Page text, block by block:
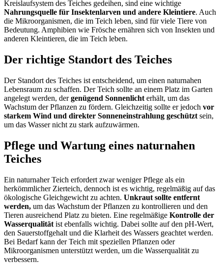
Kreislaufsystem des Teiches gedeihen, sind eine wichtige
Nahrungsquelle für Insektenlarven und andere Kleintiere. Auch
die Mikroorganismen, die im Teich leben, sind für viele Tiere von
Bedeutung. Amphibien wie Frösche ernähren sich von Insekten und
anderen Kleintieren, die im Teich leben.
Der richtige Standort des Teiches
Der Standort des Teiches ist entscheidend, um einen naturnahen
Lebensraum zu schaffen. Der Teich sollte an einem Platz im Garten
angelegt werden, dergenügend Sonnenlicht erhält, um das
Wachstum der Pflanzen zu fördern. Gleichzeitig sollte er jedoch vor
starkem Wind und direkter Sonneneinstrahlung geschützt sein,
um das Wasser nicht zu stark aufzuwärmen.
Pflege und Wartung eines naturnahen
Teiches
Ein naturnaher Teich erfordert zwar weniger Pflege als ein
herkömmlicher Zierteich, dennoch ist es wichtig, regelmäßig auf das
ökologische Gleichgewicht zu achten. Unkraut sollte entfernt
werden, um das Wachstum der Pflanzen zu kontrollieren und den
Tieren ausreichend Platz zu bieten. Eine regelmäßige Kontrolle der
Wasserqualität ist ebenfalls wichtig. Dabei sollte auf den pH-Wert,
den Sauerstoffgehalt und die Klarheit des Wassers geachtet werden.
Bei Bedarf kann der Teich mit speziellen Pflanzen oder
Mikroorganismen unterstützt werden, um die Wasserqualität zu
verbessern.